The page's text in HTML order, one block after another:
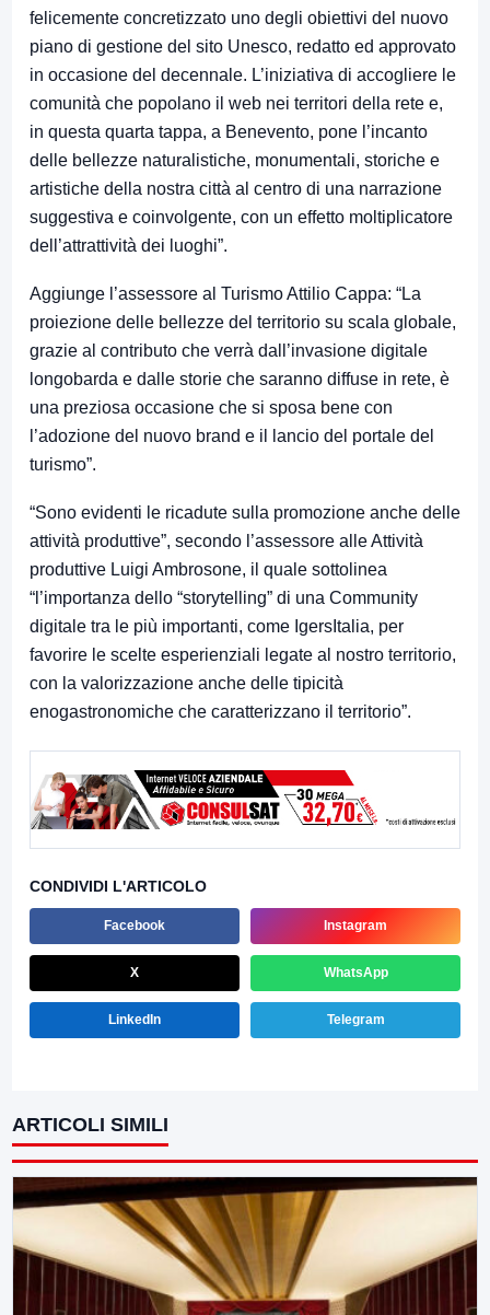
felicemente concretizzato uno degli obiettivi del nuovo
piano di gestione del sito Unesco, redatto ed approvato
in occasione del decennale. L’iniziativa di accogliere le
comunità che popolano il web nei territori della rete e,
in questa quarta tappa, a Benevento, pone l’incanto
delle bellezze naturalistiche, monumentali, storiche e
artistiche della nostra città al centro di una narrazione
suggestiva e coinvolgente, con un effetto moltiplicatore
dell’attrattività dei luoghi”.
Aggiunge l’assessore al Turismo Attilio Cappa: “La
proiezione delle bellezze del territorio su scala globale,
grazie al contributo che verrà dall’invasione digitale
longobarda e dalle storie che saranno diffuse in rete, è
una preziosa occasione che si sposa bene con
l’adozione del nuovo brand e il lancio del portale del
turismo”.
“Sono evidenti le ricadute sulla promozione anche delle
attività produttive”, secondo l’assessore alle Attività
produttive Luigi Ambrosone, il quale sottolinea
“l’importanza dello “storytelling” di una Community
digitale tra le più importanti, come IgersItalia, per
favorire le scelte esperienziali legate al nostro territorio,
con la valorizzazione anche delle tipicità
enogastronomiche che caratterizzano il territorio”.
CONDIVIDI L'ARTICOLO
Facebook Instagram
X WhatsApp
LinkedIn Telegram
ARTICOLI SIMILI